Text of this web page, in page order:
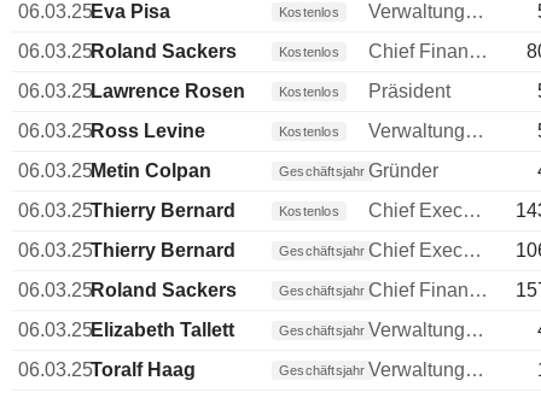
06.03.25Eva Pisa Kostenlos Verwaltungsratsmitglied
06.03.25Roland Sackers Kostenlos Chief Financial Officer (CFO)
06.03.25Lawrence Rosen Kostenlos Präsident
06.03.25Ross Levine Kostenlos Verwaltungsratsmitglied
06.03.25Metin Colpan Geschäftsjahr Gründer
06.03.25Thierry Bernard Kostenlos Chief Executive Officer (CEO)
06.03.25Thierry Bernard Geschäftsjahr Chief Executive Officer (CEO)
06.03.25Roland Sackers Geschäftsjahr Chief Financial Officer (CFO)
06.03.25Elizabeth Tallett Geschäftsjahr Verwaltungsratsmitglied
06.03.25Toralf Haag Geschäftsjahr Verwaltungsratsmitglied